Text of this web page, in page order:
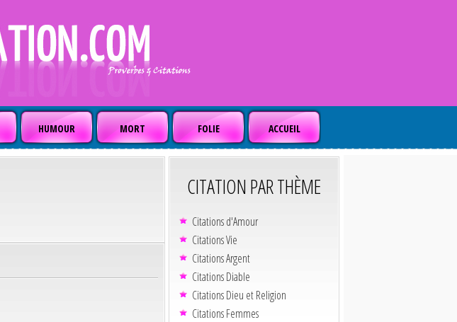
HUMOUR MORT FOLIE ACCUEIL
CITATION PAR THÈME
Citations d'Amour
Citations Vie
Citations Argent
Citations Diable
Citations Dieu et Religion
Citations Femmes